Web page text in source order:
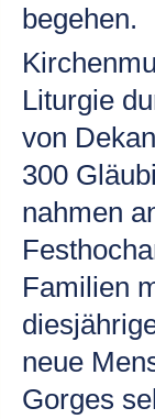
begehen.
Liturgie
von
300
nahmen
Familien
neue
Gorges